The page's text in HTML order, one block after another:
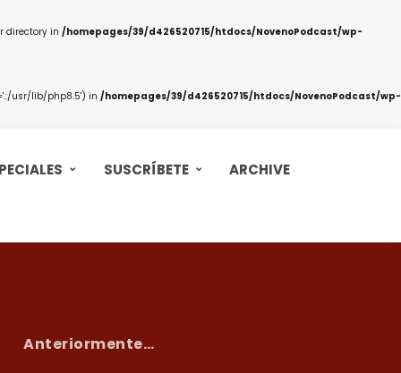
directory in /homepages/39/d426520715/htdocs/NovenoPodcast/wp-
usr/lib/php8.5') in /homepages/39/d426520715/htdocs/NovenoPodcast/wp-
SUSCRÍBETE ARCHIVE
Anteriormente…